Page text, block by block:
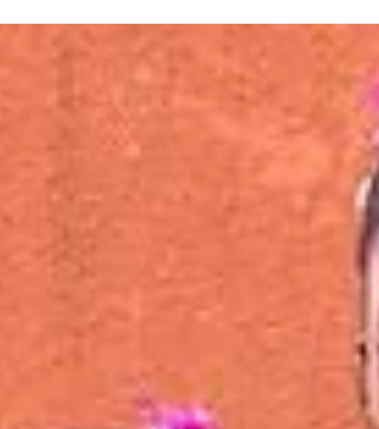
harassment, competition, guilt, mantras,
mudras, India, ego, 'baba'